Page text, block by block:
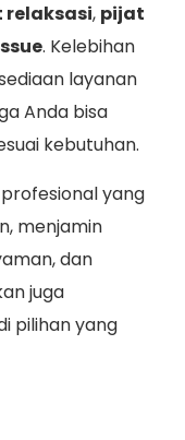
relaksasi, pijat
. Kelebihan
layanan
Anda bisa
kebutuhan.
yang
menjamin
dan
juga
pilihan yang